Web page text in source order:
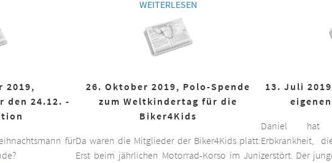
WEITERLESEN
2019,
den 24.12. -
für
26. Oktober 2019, Polo-Spende
zum Weltkindertag für die
Biker4Kids
Da waren die Mitglieder der Biker4Kids platt:
Erst beim jährlichen Motorrad-Korso im Juni
13. Juli
Daniel hat
Erbkrankheit,
zerstört. Der